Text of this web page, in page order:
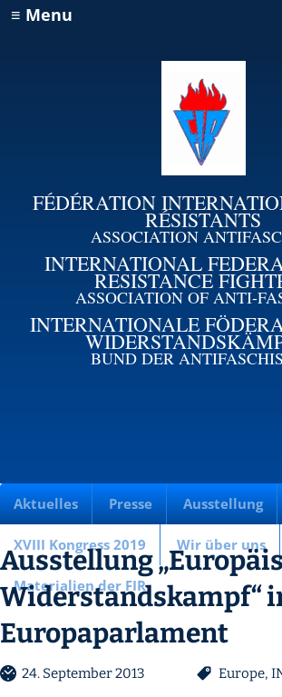
≡ Menu
FÉDÉRATION
RÉSISTANTS
ASSOCIATION
INTERNATIONAL
RESISTANCE
ASSOCIATION OF ANTI-
INTERNATIONALE
BUND DER
Aktuelles Presse Ausstellung
XVIII Kongress 2019 Wir über uns
Materialien der FIR
Ausstellung
Widerstandskampf“
Europaparlament
24. September 2013 Europe,